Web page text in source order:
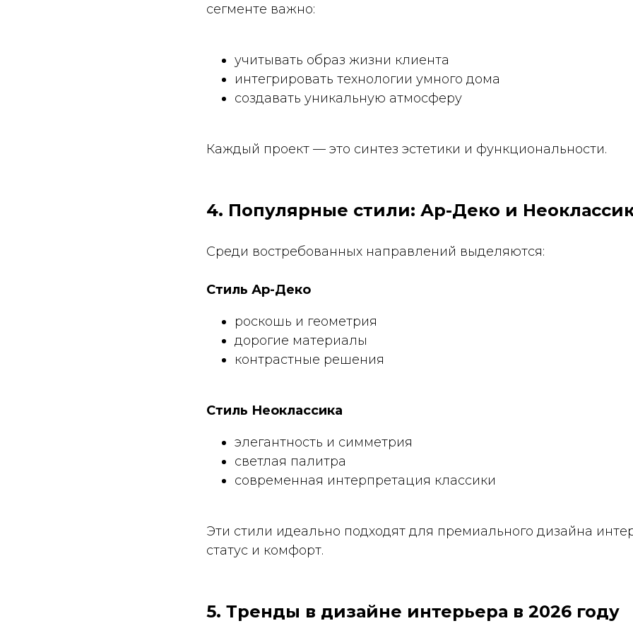
сегменте важно:
учитывать образ жизни клиента
интегрировать технологии умного дома
создавать уникальную атмосферу
Каждый проект — это синтез эстетики и функциональности.
4. Популярные стили: Ар-Деко и
Среди востребованных направлений выделяются:
Стиль Ар-Деко
роскошь и геометрия
дорогие материалы
контрастные решения
Стиль Неоклассика
элегантность и симметрия
светлая палитра
современная интерпретация классики
Эти стили идеально подходят для премиального дизайна
статус и комфорт.
5. Тренды в дизайне интерьера в 2026 году